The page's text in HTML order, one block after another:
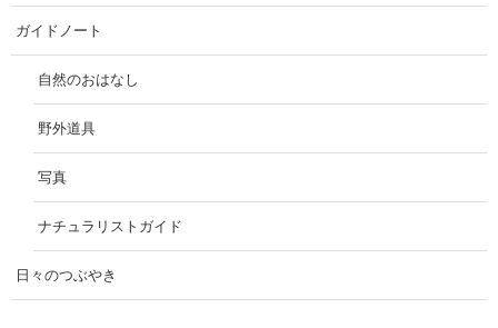
ガイドノート
自然のおはなし
野外道具
写真
ナチュラリストガイド
日々のつぶやき